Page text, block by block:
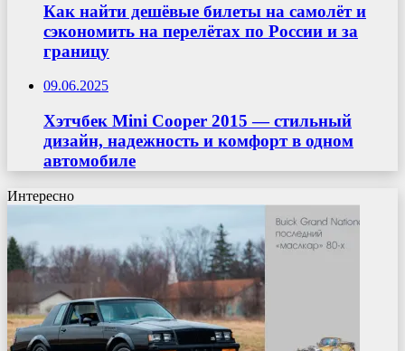
Как найти дешёвые билеты на самолёт и
сэкономить на перелётах по России и за
границу
09.06.2025
Хэтчбек Mini Cooper 2015 — стильный
дизайн, надежность и комфорт в одном
автомобиле
Интересно